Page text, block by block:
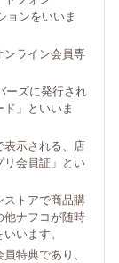
ョンをいいま
ンライン会員専
ーズに発行され
」といいま
表示される、店
リ会員証」とい
ストアで商品購
他ナフコが随時
います。
特典であり、